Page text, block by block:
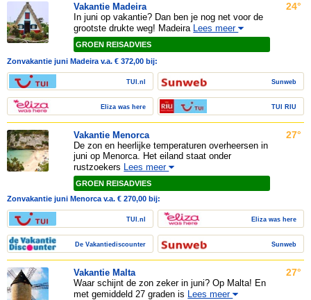
Vakantie Madeira
In juni op vakantie? Dan ben je nog net voor de
grootste drukte weg! Madeira Lees meer
GROEN REISADVIES
24°
Zonvakantie juni Madeira v.a. € 372,00 bij:
TUI.nl
Eliza was here
Sunweb
TUI RIU
Vakantie Menorca
De zon en heerlijke temperaturen overheersen in
juni op Menorca. Het eiland staat onder
rustzoekers Lees meer
GROEN REISADVIES
27°
Zonvakantie juni Menorca v.a. € 270,00 bij:
TUI.nl
De Vakantiediscounter
Eliza was here
Sunweb
Vakantie Malta
Waar schijnt de zon zeker in juni? Op Malta! En
met gemiddeld 27 graden is Lees meer
27°